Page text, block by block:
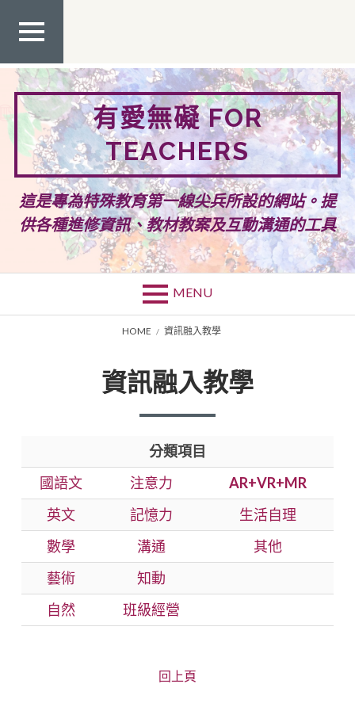
content
TOP
MEN
U
有愛無礙 FOR
TEACHERS
這是專為特殊教育第一線尖兵所設的網站。提
供各種進修資訊、教材教案及互動溝通的工具
MENU
BREADCRUMBS
HOME 資訊融入教學
資訊融入教學
分類項目
國語文
注意力
AR+VR+MR
英文
記憶力
生活自理
數學
溝通
其他
藝術
知動
自然
班級經營
回上頁